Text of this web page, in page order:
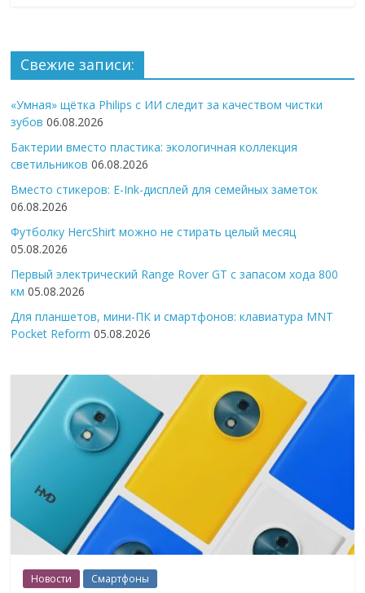
Свежие записи:
«Умная» щётка Philips с ИИ следит за качеством чистки
зубов 06.08.2026
Бактерии вместо пластика: экологичная коллекция
светильников 06.08.2026
Вместо стикеров: E-Ink-дисплей для семейных заметок
06.08.2026
Футболку HercShirt можно не стирать целый месяц
05.08.2026
Первый электрический Range Rover GT с запасом хода 800
км 05.08.2026
Для планшетов, мини-ПК и смартфонов: клавиатура MNT
Pocket Reform 05.08.2026
Новости Смартфоны